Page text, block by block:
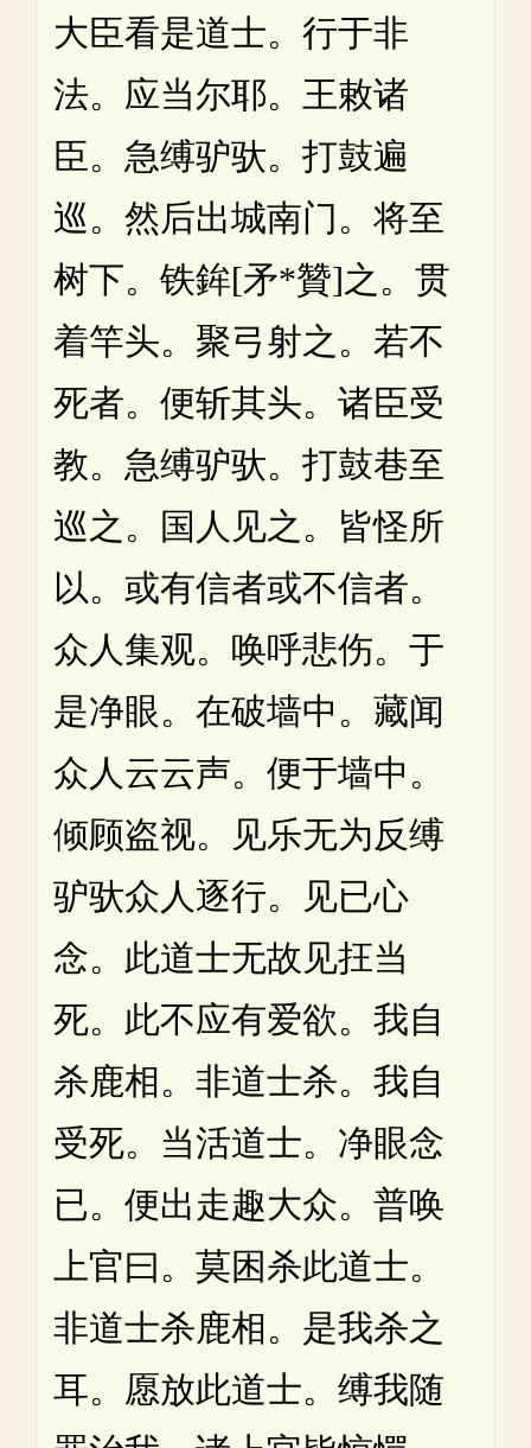
大臣看是道士。行于非
法。应当尔耶。王敕诸
臣。急缚驴驮。打鼓遍
巡。然后出城南门。将至
树下。铁鉾[矛*贊]之。贯
着竿头。聚弓射之。若不
死者。便斩其头。诸臣受
教。急缚驴驮。打鼓巷至
巡之。国人见之。皆怪所
以。或有信者或不信者。
众人集观。唤呼悲伤。于
是净眼。在破墙中。藏闻
众人云云声。便于墙中。
倾顾盗视。见乐无为反缚
驴驮众人逐行。见已心
念。此道士无故见抂当
死。此不应有爱欲。我自
杀鹿相。非道士杀。我自
受死。当活道士。净眼念
已。便出走趣大众。普唤
上官曰。莫困杀此道士。
非道士杀鹿相。是我杀之
耳。愿放此道士。缚我随